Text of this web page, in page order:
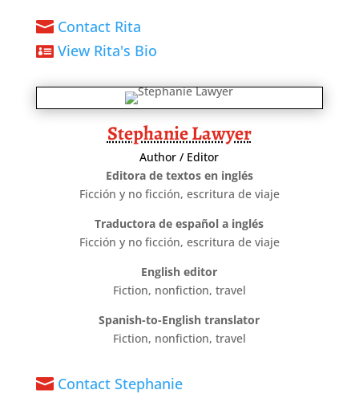
 Contact Rita
 View Rita's Bio
Stephanie Lawyer
Author / Editor
Editora de textos en inglés
Ficción y no ficción, escritura de viaje
Traductora de español a inglés
Ficción y no ficción, escritura de viaje
English editor
Fiction, nonfiction, travel
Spanish-to-Englishtranslator
Fiction, nonfiction, travel
 Contact Stephanie